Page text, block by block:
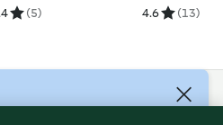
(5) 4.6 (13)